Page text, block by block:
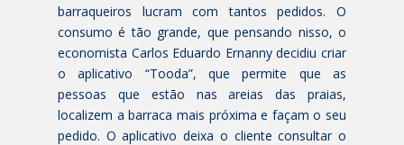
barraqueiros lucram com tantos pedidos. O
consumo é tão grande, que pensando nisso, o
economista Carlos Eduardo Ernanny decidiu criar
o aplicativo “Tooda”, que permite que as
pessoas que estão nas areias das praias,
localizem a barraca mais próxima e façam o seu
pedido. O aplicativo deixa o cliente consultar o